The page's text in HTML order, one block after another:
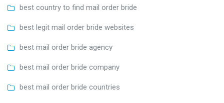
best country to find mail order bride
best legit mail order bride websites
best mail order bride agency
best mail order bride company
best mail order bride countries